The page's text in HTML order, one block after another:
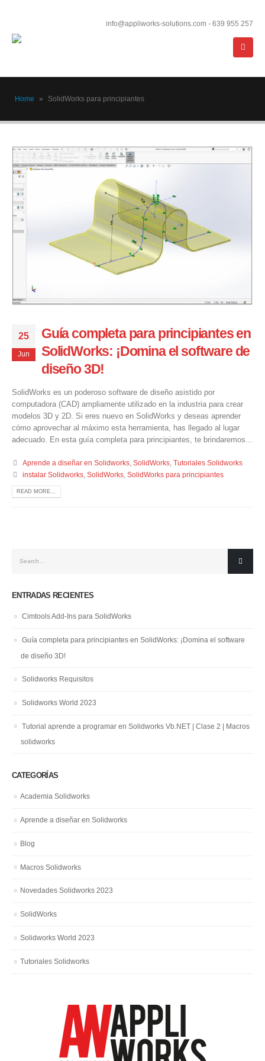
info@appliworks-solutions.com - 639 955 257
Home » SolidWorks para principiantes
25
Jun
Guía completa para principiantes en
SolidWorks: ¡Domina el software de
diseño 3D!
SolidWorks es un poderoso software de diseño asistido por
computadora (CAD) ampliamente utilizado en la industria para crear
modelos 3D y 2D. Si eres nuevo en SolidWorks y deseas aprender
cómo aprovechar al máximo esta herramienta, has llegado al lugar
adecuado. En esta guía completa para principiantes, te brindaremos...
Aprende a diseñar en Solidworks, SolidWorks, Tutoriales Solidworks
instalar Solidworks, SolidWorks, SolidWorks para principiantes
READ MORE...
ENTRADAS RECIENTES
Cimtools Add-Ins para SolidWorks
Guía completa para principiantes en SolidWorks: ¡Domina el software
de diseño 3D!
Solidworks Requisitos
Solidworks World 2023
Tutorial aprende a programar en Solidworks Vb.NET | Clase 2 | Macros
solidworks
CATEGORÍAS
Academia Solidworks
Aprende a diseñar en Solidworks
Blog
Macros Solidworks
Novedades Solidworks 2023
SolidWorks
Solidworks World 2023
Tutoriales Solidworks